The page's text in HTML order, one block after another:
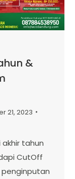
&
21, 2023
akhir tahun
CutOff